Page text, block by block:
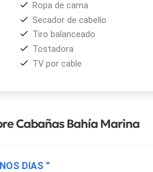
Ropa de cama
Secador de cabello
Tiro balanceado
Tostadora
TV por cable
Cabañas Bahía Marina
DIAS ”